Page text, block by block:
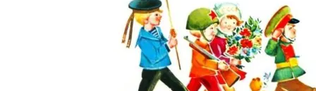
рекой
Рысенок
Лоси
Летняя